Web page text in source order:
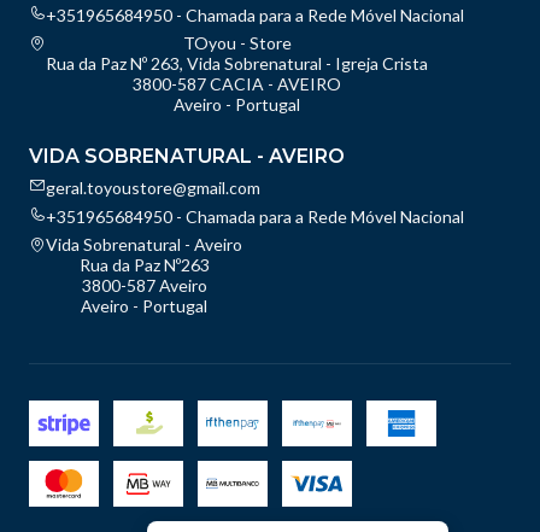
+351965684950 - Chamada para a Rede Móvel Nacional
TOyou - Store
Rua da Paz Nº 263, Vida Sobrenatural - Igreja Crista
3800-587 CACIA - AVEIRO
Aveiro - Portugal
VIDA SOBRENATURAL - AVEIRO
geral.toyoustore@gmail.com
+351965684950 - Chamada para a Rede Móvel Nacional
Vida Sobrenatural - Aveiro
Rua da Paz Nº263
3800-587 Aveiro
Aveiro - Portugal